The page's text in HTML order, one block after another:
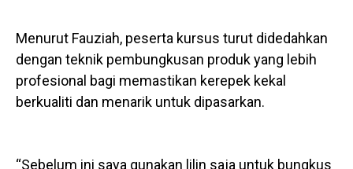
Menurut Fauziah, peserta kursus turut didedahkan
dengan teknik pembungkusan produk yang lebih
profesional bagi memastikan kerepek kekal
berkualiti dan menarik untuk dipasarkan.
“Sebelum ini saya gunakan lilin saja untuk bungkus